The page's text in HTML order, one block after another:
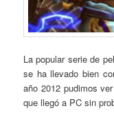
La popular serie de
se ha llevado bien
año 2012 pudimos
que llegó a PC sin